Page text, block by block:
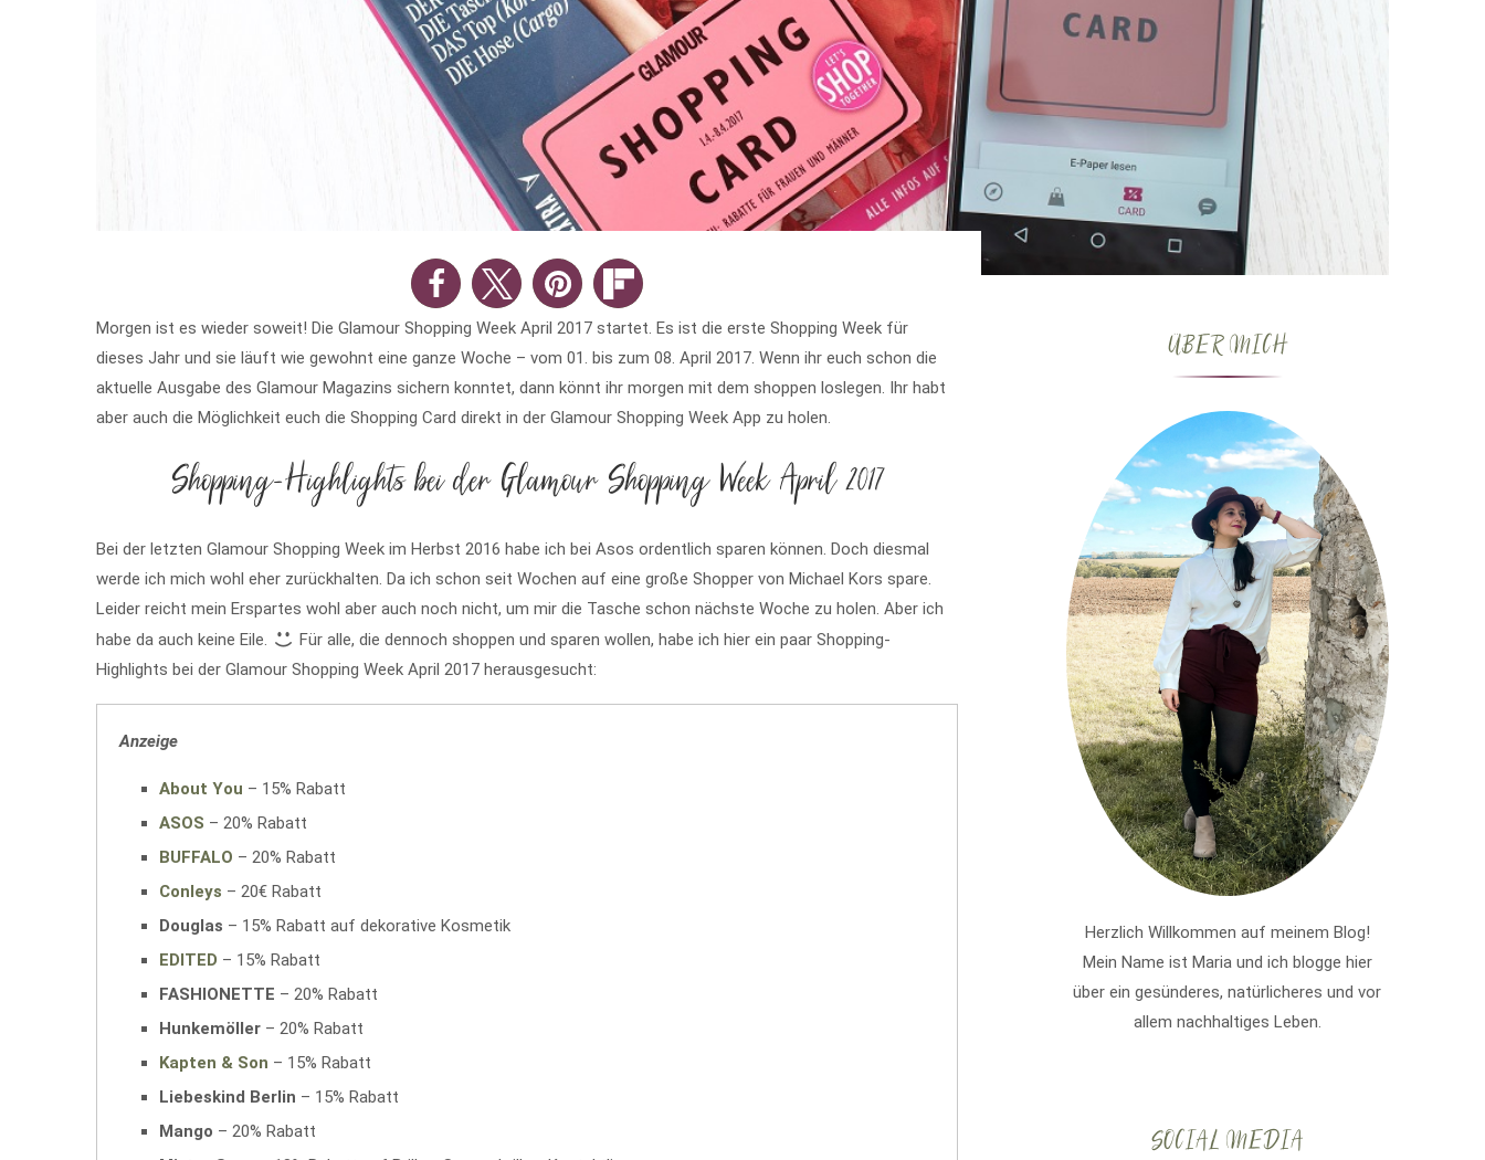
Morgen ist es wieder soweit! Die Glamour Shopping Week April 2017 startet. Es ist die erste Shopping Week für
dieses Jahr und sie läuft wie gewohnt eine ganze Woche – vom 01. bis zum 08. April 2017. Wenn ihr euch schon die
aktuelle Ausgabe des Glamour Magazins sichern konntet, dann könnt ihr morgen mit dem shoppen loslegen. Ihr habt
aber auch die Möglichkeit euch die Shopping Card direkt in der Glamour Shopping Week App zu holen.
Shopping-Highlights bei der Glamour Shopping Week April 2017
Bei der letzten Glamour Shopping Week im Herbst 2016 habe ich bei Asos ordentlich sparen können. Doch diesmal
werde ich mich wohl eher zurückhalten. Da ich schon seit Wochen auf eine große Shopper von Michael Kors spare.
Leider reicht mein Erspartes wohl aber auch noch nicht, um mir die Tasche schon nächste Woche zu holen. Aber ich
habe da auch keine Eile.
Für alle, die dennoch shoppen und sparen wollen, habe ich hier ein paar Shopping-
Highlights bei der Glamour Shopping Week April 2017 herausgesucht:
Anzeige
About You – 15% Rabatt
ASOS – 20% Rabatt
BUFFALO – 20% Rabatt
Conleys – 20€ Rabatt
Douglas – 15% Rabatt auf dekorative Kosmetik
EDITED – 15% Rabatt
FASHIONETTE – 20% Rabatt
Hunkemöller – 20% Rabatt
Kapten & Son – 15% Rabatt
Liebeskind Berlin – 15% Rabatt
Mango – 20% Rabatt
ÜBER MICH
Herzlich Willkommen auf meinem Blog!
Mein Name ist Maria und ich blogge hier
über ein gesünderes, natürlicheres und vor
allem nachhaltiges Leben.
SOCIAL MEDIA